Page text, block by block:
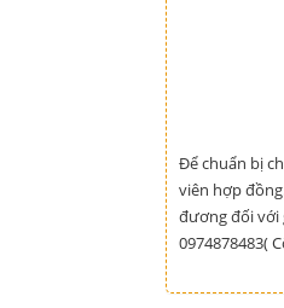
Để chuẩn bị
viên hợp
đương đối với
0974878483(